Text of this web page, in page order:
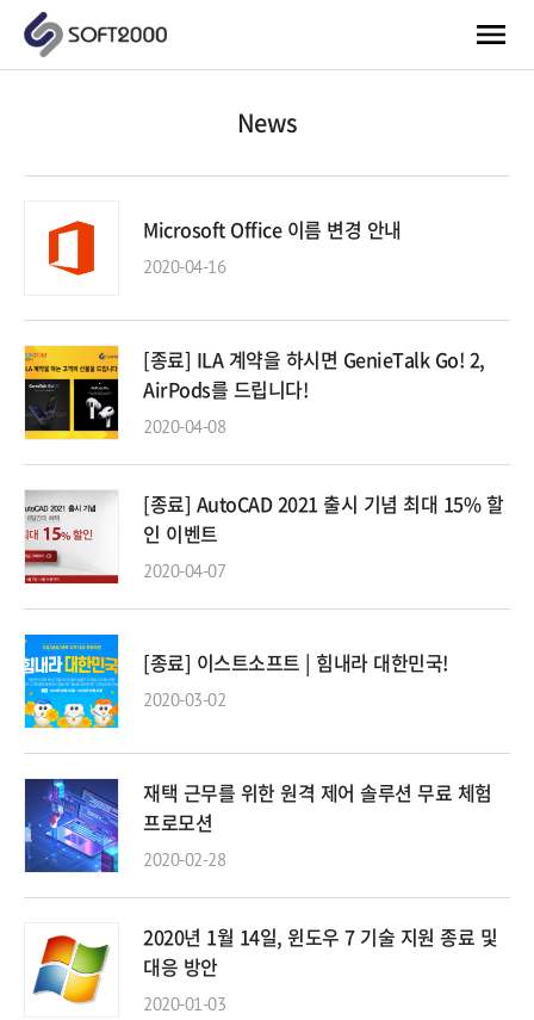
News
Microsoft Office 이름 변경 안내
2020-04-16
[종료] ILA 계약을 하시면 GenieTalk Go! 2,
AirPods를 드립니다!
2020-04-08
[종료] AutoCAD 2021 출시 기념 최대 15% 할
인 이벤트
2020-04-07
[종료] 이스트소프트 | 힘내라 대한민국!
2020-03-02
재택 근무를 위한 원격 제어 솔루션 무료 체험
프로모션
2020-02-28
2020년 1월 14일, 윈도우 7 기술 지원 종료 및
대응 방안
2020-01-03